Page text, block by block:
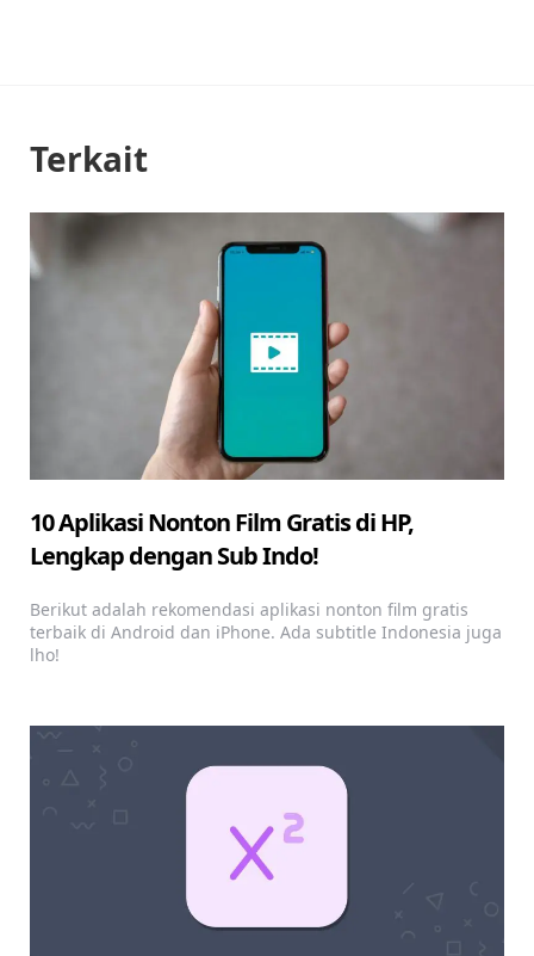
Terkait
10 Aplikasi Nonton Film Gratis di HP,
Lengkap dengan Sub Indo!
Berikut adalah rekomendasi aplikasi nonton film gratis
terbaik di Android dan iPhone. Ada subtitle Indonesia juga
lho!